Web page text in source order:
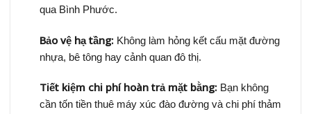
qua Bình Phước.
Bảo vệ hạ tầng: Không làm hỏng kết cấu mặt đường
nhựa, bê tông hay cảnh quan đô thị.
Tiết kiệm chi phí hoàn trả mặt bằng: Bạn không
cần tốn tiền thuê máy xúc đào đường và chi phí thảm